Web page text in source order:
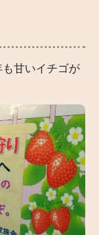
甘いイチゴが